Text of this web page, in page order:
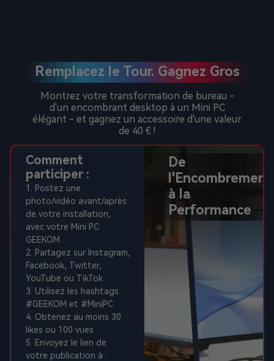
Remplacez le Tour. Gagnez Gros
Montrez votre transformation de bureau -
d'un encombrant desktop à un Mini PC
élégant - et gagnez un accessoire d'une valeur
de 40 € !
Comment
participer :
1. Postez une
photo/vidéo avant/après
de votre installation,
avec votre Mini PC
GEEKOM
2. Partagez sur Instagram,
Facebook, Twitter,
YouTube ou TikTok
3. Utilisez les hashtags
#GEEKOM et #MiniPC
4. Obtenez au moins 30
likes ou 100 vues
5. Envoyez le lien de
votre publication à :
De
l'Encombrement
à la
Performance